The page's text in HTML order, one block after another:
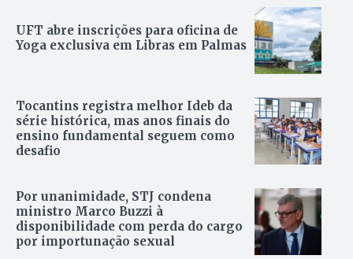
UFT abre inscrições para oficina de
Yoga exclusiva em Libras em Palmas
Tocantins registra melhor Ideb da
série histórica, mas anos finais do
ensino fundamental seguem como
desafio
Por unanimidade, STJ condena
ministro Marco Buzzi à
disponibilidade com perda do cargo
por importunação sexual